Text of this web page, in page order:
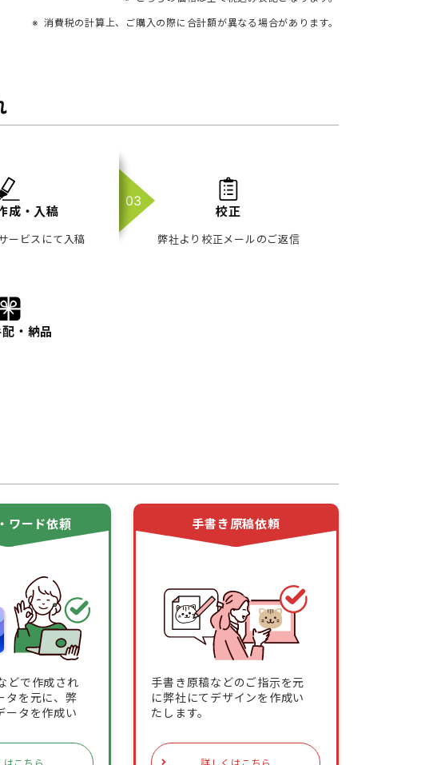
消費税の計算上、ご購入の際に合計額が異なる場合があります。
成・入稿
ービスにて入稿
校正
弊社より校正メールのご返信
・納品
ワード依頼
どで作成され
タを元に、弊
ータを作成い
手書き原稿依頼
手書き原稿などのご指示を元
に弊社にてデザインを作成い
たします。